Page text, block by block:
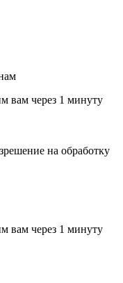
вам через 1 минуту
на обработку
вам через 1 минуту